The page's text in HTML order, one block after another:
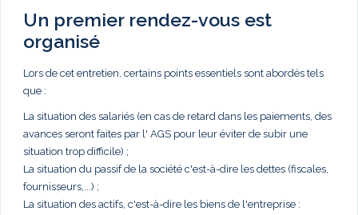
Un premier rendez-vous est
organisé
Lors de cet entretien, certains points essentiels sont abordés tels
que :
La situation des salariés (en cas de retard dans les paiements, des
avances seront faites par l' AGS pour leur éviter de subir une
situation trop difficile) ;
La situation du passif de la société c'est-à-dire les dettes (fiscales,
fournisseurs,...) ;
La situation des actifs, c'est-à-dire les biens de l'entreprise :